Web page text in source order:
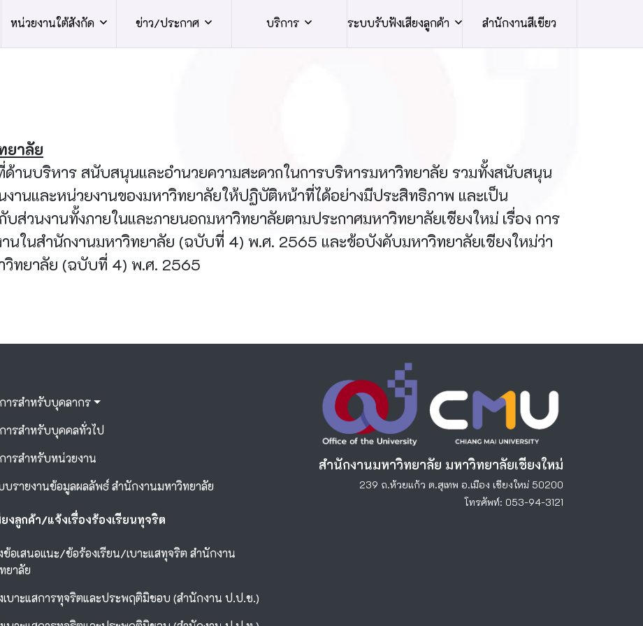
หน่วยงานใต้สังกัด ข่าว/ประกาศ บริการ ระบบรับฟังเสียงลูกค้า สำนักงานสีเขียว
ยาลัย
นบริหาร สนับสนุนและอำนวยความสะดวกในการบริหารมหาวิทยาลัย รวมทั้งสนับสนุน
งานและหน่วยงานของมหาวิทยาลัยให้ปฏิบัติหน้าที่ได้อย่างมีประสิทธิภาพ และเป็น
ส่วนงานทั้งภายในและภายนอกมหาวิทยาลัยตามประกาศมหาวิทยาลัยเชียงใหม่ เรื่อง การ
นในสำนักงานมหาวิทยาลัย (ฉบับที่ 4) พ.ศ. 2565 และข้อบังคับมหาวิทยาลัยเชียงใหม่ว่า
วิทยาลัย (ฉบับที่ 4) พ.ศ. 2565
ารสำหรับบุคลากร
ารสำหรับบุคคลทั่วไป
ารสำหรับหน่วยงาน
บรายงานข้อมูลผลลัพธ์ สำนักงานมหาวิทยาลัย
งลูกค้า/แจ้งเรื่องร้องเรียนทุจริต
ข้อเสนอแนะ/ข้อร้องเรียน/เบาะแสทุจริต สำนักงาน
ยาลัย
เบาะแสการทุจริตและประพฤติมิชอบ (สำนักงาน ป.ป.ช.)
สำนักงานมหาวิทยาลัย มหาวิทยาลัยเชียงใหม่
239 ถ.ห้วยแก้ว ต.สุเทพ อ.เมือง เชียงใหม่ 50200
โทรศัพท์: 053-94-3121